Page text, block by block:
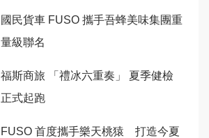
國民貨車 FUSO 攜手吾蜂美味集團重
量級聯名
福斯商旅 「禮冰六重奏」 夏季健檢
正式起跑
FUSO 首度攜手樂天桃猿 打造今夏